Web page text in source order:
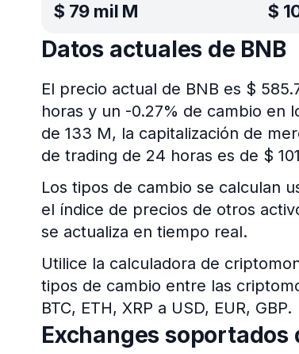
$ 79 mil M $
Datos actuales de BNB
El precio actual de BNB es $
horas y un -0.27% de cambio en
de 133 M, la capitalización de
de trading de 24 horas es de $
Los tipos de cambio se calculan
el índice de precios de otros
se actualiza en tiempo real.
Utilice la calculadora de
tipos de cambio entre las
BTC, ETH, XRP a USD, EUR, GBP.
Exchanges soportados